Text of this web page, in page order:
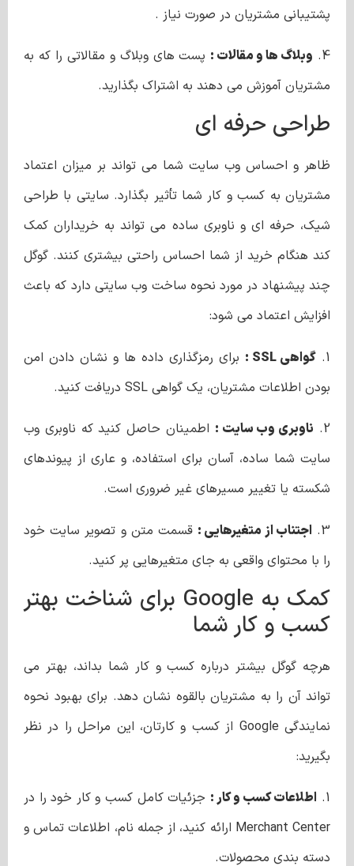
پشتیبانی مشتریان در صورت نیاز .
4. وبلاگ ها و مقالات : پست های وبلاگ و مقالاتی را که به
مشتریان آموزش می دهند به اشتراک بگذارید.
طراحی حرفه ای
ظاهر و احساس وب سایت شما می تواند بر میزان اعتماد
مشتریان به کسب و کار شما تأثیر بگذارد. سایتی با طراحی
شیک، حرفه ای و ناوبری ساده می تواند به خریداران کمک
کند هنگام خرید از شما احساس راحتی بیشتری کنند. گوگل
چند پیشنهاد در مورد نحوه ساخت وب سایتی دارد که باعث
افزایش اعتماد می شود:
1. گواهی SSL :
برای رمزگذاری داده ها و نشان دادن امن
بودن اطلاعات مشتریان، یک گواهی SSL دریافت کنید.
2. ناوبری وب سایت : اطمینان حاصل کنید که ناوبری وب
سایت شما ساده، آسان برای استفاده، و عاری از پیوندهای
شکسته یا تغییر مسیرهای غیر ضروری است.
3. اجتناب از متغیرهایی : قسمت متن و تصویر سایت خود
را با محتوای واقعی به جای متغیرهایی پر کنید.
کمک به Google برای شناخت بهتر
کسب و کار شما
هرچه گوگل بیشتر درباره کسب و کار شما بداند، بهتر می
تواند آن را به مشتریان بالقوه نشان دهد. برای بهبود نحوه
نمایندگی Google از کسب و کارتان، این مراحل را در نظر
بگیرید:
1. اطلاعات کسب و کار : جزئیات کامل کسب و کار خود را در
Merchant Center ارائه کنید، از جمله نام، اطلاعات تماس و
دسته بندی محصولات.